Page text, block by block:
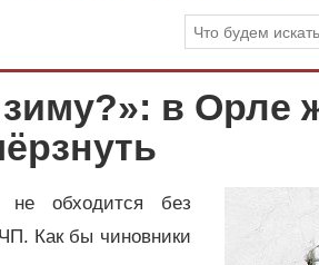
в Орле
обходится без
Как бы чиновники